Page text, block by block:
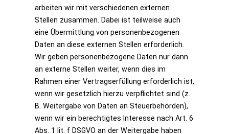
arbeiten wir mit verschiedenen externen
Stellen zusammen. Dabei ist teilweise auch
eine Übermittlung von personenbezogenen
Daten an diese externen Stellen erforderlich.
Wir geben personenbezogene Daten nur dann
an externe Stellen weiter, wenn dies im
Rahmen einer Vertragserfüllung erforderlich ist,
wenn wir gesetzlich hierzu verpflichtet sind (z.
B. Weitergabe von Daten an Steuerbehörden),
wenn wir ein berechtigtes Interesse nach Art. 6
Abs. 1 lit. f DSGVO an der Weitergabe haben